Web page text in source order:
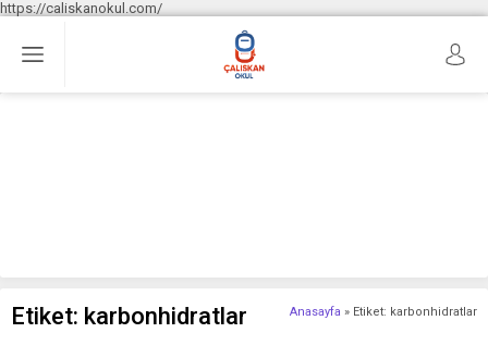
https://caliskanokul.com/
Anasayfa » Etiket: karbonhidratlar
Etiket: karbonhidratlar